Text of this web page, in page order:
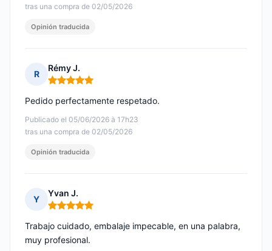
tras una compra de 02/05/2026
Opinión traducida
R
Rémy J.
Nota: 5 de 5
Publicado el 05/06/2026 à 17h23
tras una compra de 02/05/2026
Pedido perfectamente respetado.
Opinión traducida
Y
Yvan J.
Nota: 5 de 5
Trabajo cuidado, embalaje impecable, en una palabra,
muy profesional.